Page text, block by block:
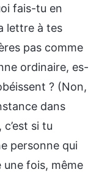
fais-tu en
lettre à tes
pas comme
ordinaire, es-
? (Non,
dans
si tu
personne qui
fois, même